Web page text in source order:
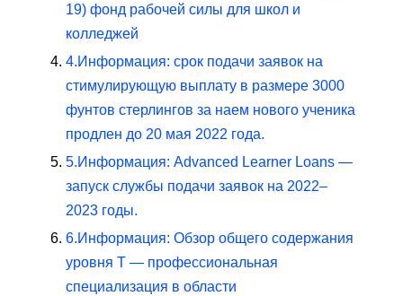
19) фонд рабочей силы для школ и
колледжей
4.Информация: срок подачи заявок на
стимулирующую выплату в размере 3000
фунтов стерлингов за наем нового ученика
продлен до 20 мая 2022 года.
5.Информация: Advanced Learner Loans —
запуск службы подачи заявок на 2022–
2023 годы.
6.Информация: Обзор общего содержания
уровня T — профессиональная
специализация в области